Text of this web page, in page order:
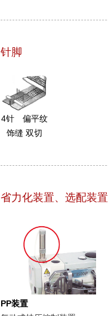
针脚
4针 偏平纹
饰缝 双切
省力化装置、选配装置
PP装置